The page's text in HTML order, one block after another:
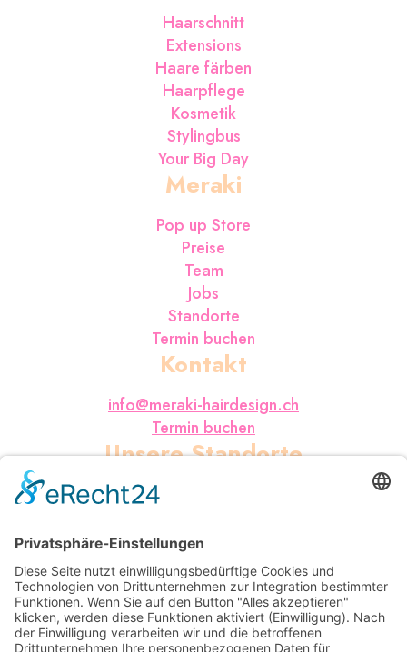
Haarschnitt
Extensions
Haare färben
Haarpflege
Kosmetik
Stylingbus
Your Big Day
Meraki
Pop up Store
Preise
Team
Jobs
Standorte
Termin buchen
Kontakt
info@meraki-hairdesign.ch
Termin buchen
Unsere Standorte
Pionierstrasse 18
052 536 36 36
Pionierstrasse 24
8400 Winterthur
052 212 71 22
Obertor 35